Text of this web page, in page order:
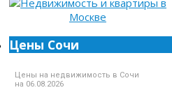
Цены Сочи
Цены на недвижимость в Сочи
на 06.08.2026